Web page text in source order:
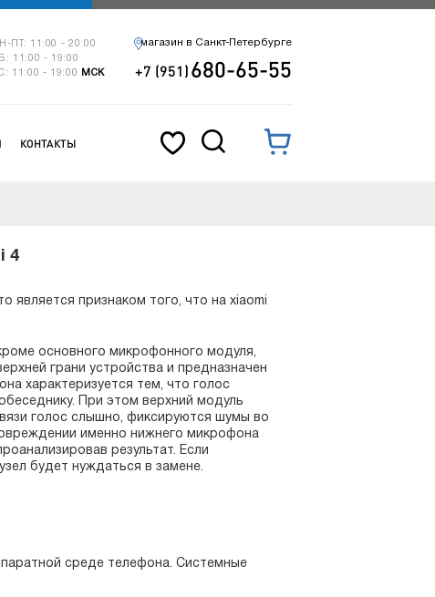
ПТ: 11:00 - 20:00
11:00 - 19:00
11:00 - 19:00
МСК
магазин в Санкт-Петербурге
+7 (951)680-65-55
КОНТАКТЫ
4
является признаком того, что на xiaomi
основного микрофонного модуля,
грани устройства и предназначен
характеризуется тем, что голос
При этом верхний модуль
голос слышно, фиксируются шумы во
именно нижнего микрофона
результат. Если
будет нуждаться в замене.
среде телефона. Системные